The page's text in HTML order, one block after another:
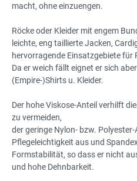
macht, ohne einzuengen.
Röcke oder Kleider mit engem
leichte, eng taillierte Jacken,
hervorragende Einsatzgebiete für
Da er weich fällt eignet er sich
(Empire-)Shirts u. Kleider.
Der hohe Viskose-Anteil verhilft
zu vermeiden,
der geringe Nylon- bzw.
Pflegeleichtigkeit aus und
Formstabilität, so dass er nicht
und hohe Dehnbarkeit.